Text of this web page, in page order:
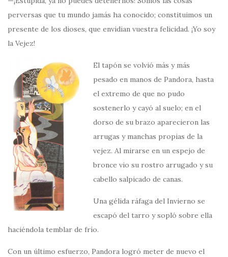
perversas que tu mundo jamás ha conocido; constituimos un
presente de los dioses, que envidian vuestra felicidad. ¡Yo soy
la Vejez!
El tapón se volvió más y más
pesado en manos de Pandora, hasta
el extremo de que no pudo
sostenerlo y cayó al suelo; en el
dorso de su brazo aparecieron las
arrugas y manchas propias de la
vejez. Al mirarse en un espejo de
bronce vio su rostro arrugado y su
cabello salpicado de canas.
Una gélida ráfaga del Invierno se
escapó del tarro y sopló sobre ella
haciéndola temblar de frío.
Con un último esfuerzo, Pandora logró meter de nuevo el